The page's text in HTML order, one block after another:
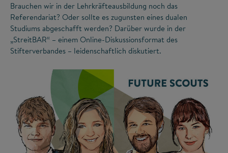
Brauchen wir in der Lehrkräfteausbildung noch das
Referendariat? Oder sollte es zugunsten eines dualen
Studiums abgeschafft werden? Darüber wurde in der
„StreitBAR“ – einem Online-Diskussionsformat des
Stifterverbandes – leidenschaftlich diskutiert.